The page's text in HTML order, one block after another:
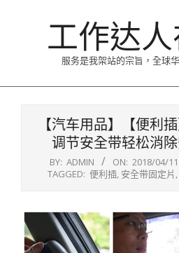
工作达
服务是我架站的宗旨，全球
【汽车用品】【便利
调节安全带轻松消
BY: ADMIN ON: 2018/04/11
TAGGED: 便利插, 安全带固定片 ,